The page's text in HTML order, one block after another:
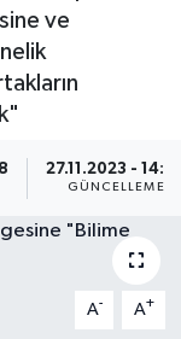
ve
27.11.2023 -
GÜNCELLEME
A- A+